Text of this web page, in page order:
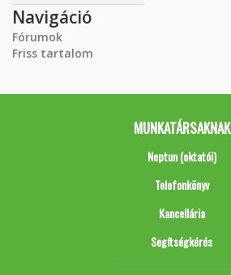
Navigáció
Fórumok
Friss tartalom
MUNKATÁRSAKNAK
Neptun (oktatói)
Telefonkönyv
Kancellária
Segítségkérés